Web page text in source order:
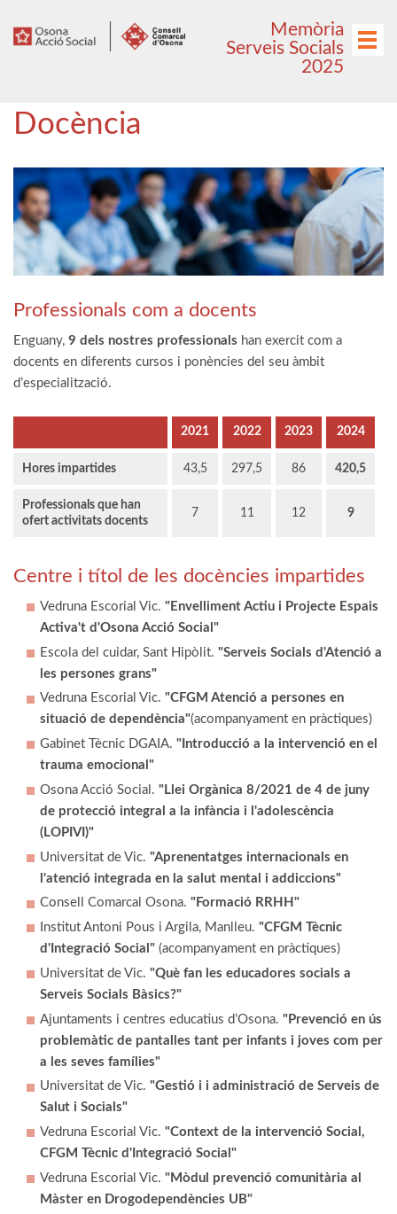
Menú
Memòria
Serveis Socials
2025
Docència
Professionals com a docents
Enguany, 9 dels nostres professionals han exercit com a
docents en diferents cursos i ponències del seu àmbit
d’especialització.
2021 2022 2023 2024
Hores impartides 43,5 297,5 86 420,5
Professionals que han
ofert activitats docents
7 11 12 9
Centre i títol de les docències impartides
Vedruna Escorial Vic. "Envelliment Actiu i Projecte Espais
Activa't d'Osona Acció Social"
Escola del cuidar, Sant Hipòlit. "Serveis Socials d'Atenció a
les persones grans"
Vedruna Escorial Vic. "CFGM Atenció a persones en
situació de dependència"(acompanyament en pràctiques)
Gabinet Tècnic DGAIA. "Introducció a la intervenció en el
trauma emocional"
Osona Acció Social. "Llei Orgànica 8/2021 de 4 de juny
de protecció integral a la infància i l'adolescència
(LOPIVI)"
Universitat de Vic. "Aprenentatges internacionals en
l'atenció integrada en la salut mental i addiccions"
Consell Comarcal Osona. "Formació RRHH"
Institut Antoni Pous i Argila, Manlleu. "CFGM Tècnic
d'Integració Social" (acompanyament en pràctiques)
Universitat de Vic. "Què fan les educadores socials a
Serveis Socials Bàsics?"
Ajuntaments i centres educatius d’Osona. "Prevenció en ús
problemàtic de pantalles tant per infants i joves com per
a les seves famílies"
Universitat de Vic. "Gestió i i administració de Serveis de
Salut i Socials"
Vedruna Escorial Vic. "Context de la intervenció Social,
CFGM Tècnic d'Integració Social"
Vedruna Escorial Vic. "Mòdul prevenció comunitària al
Màster en Drogodependències UB"